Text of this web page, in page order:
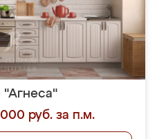
"Агнеса"
руб. за п.м.